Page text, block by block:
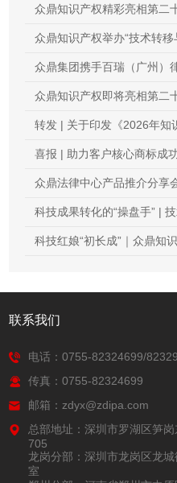
二届技术经理人初级培训圆
众鼎知识产权精彩亮相第二
金融博览会｜赋能科技金融
果
众鼎知识产权举办“技术转移
策”内部培训交流会｜锻造专
创新服务
众鼎集团携手百瑞（广州）
共庆两周年暨知产分享会
众鼎知识产权即将亮相第二
金融博览会
转发 | 关于印发《2026年知
设推进计划》的通知
喜报 | 助力客户核心商标成
重点商标保护名录
众鼎法律中心产品推介分享
科技成果转化的“操盘手” | 技
级培训火热报名中，众鼎知
科技红娘“初长成”｜众鼎知
联系我们
电话：0755-82324699/
传真：0755-82324699
邮箱：zdyx@zdipa.com
总部地址：深圳市罗湖区笋
705
龙岗分部：深圳市龙岗区龙
室